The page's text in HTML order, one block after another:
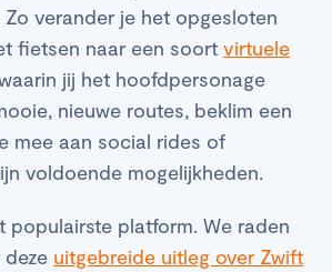
verander je het opgesloten
fietsen naar een soort virtuele
jij het hoofdpersonage
nieuwe routes, beklim een
mee aan social rides of
voldoende mogelijkheden.
populairste platform. We raden
uitgebreide uitleg over Zwift